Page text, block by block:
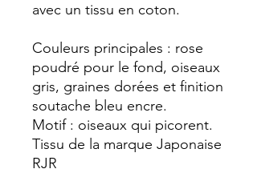
avec un tissu en coton.
Couleurs principales : rose
poudré pour le fond, oiseaux
gris, graines dorées et finition
soutache bleu encre.
Motif : oiseaux qui picorent.
Tissu de la marque Japonaise
RJR